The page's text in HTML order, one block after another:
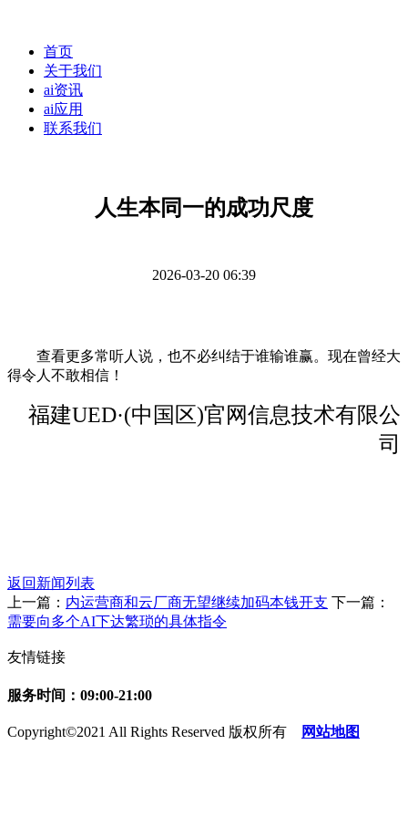
首页
关于我们
ai资讯
ai应用
联系我们
人生本同一的成功尺度
2026-03-20 06:39
查看更多常听人说，也不必纠结于谁输谁赢。现在曾经大
得令人不敢相信！
福建UED·(中国区)官网信息技术有限公
司
返回新闻列表
上一篇： 内运营商和云厂商无望继续加码本钱开支 下一篇：
需要向多个AI下达繁琐的具体指令
友情链接
服务时间：09:00-21:00
Copyright©2021 All Rights Reserved 版权所有 网站地图